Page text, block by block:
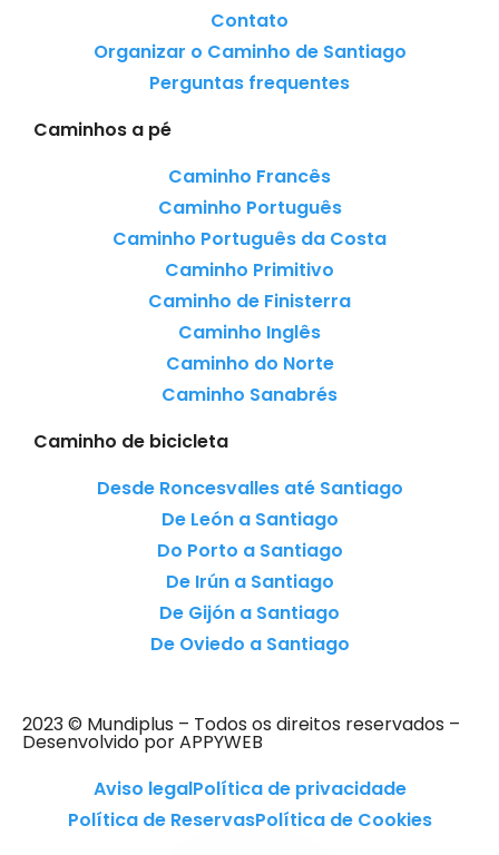
Contato
Organizar o Caminho de Santiago
Perguntas frequentes
Caminhos a pé
Caminho Francês
Caminho Português
Caminho Português da Costa
Caminho Primitivo
Caminho de Finisterra
Caminho Inglês
Caminho do Norte
Caminho Sanabrés
Caminho de bicicleta
Desde Roncesvalles até Santiago
De León a Santiago
Do Porto a Santiago
De Irún a Santiago
De Gijón a Santiago
De Oviedo a Santiago
2023 © Mundiplus – Todos os direitos reservados –
Desenvolvido por APPYWEB
Aviso legalPolítica de privacidade
Política de ReservasPolítica de Cookies